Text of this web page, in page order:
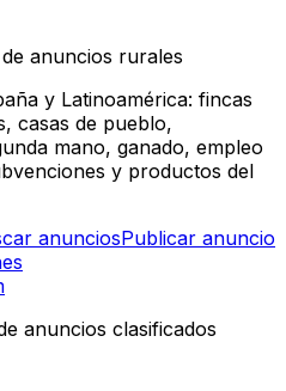
anuncios rurales
y Latinoamérica: fincas
casas de pueblo,
mano, ganado, empleo
y productos del
anunciosPublicar anuncio
anuncios clasificados